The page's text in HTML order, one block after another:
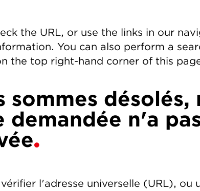
the URL, or use the links in our
You can also perform a
the top right-hand corner of this
sommes désolés,
demandée n'a
l'adresse universelle (URL), ou